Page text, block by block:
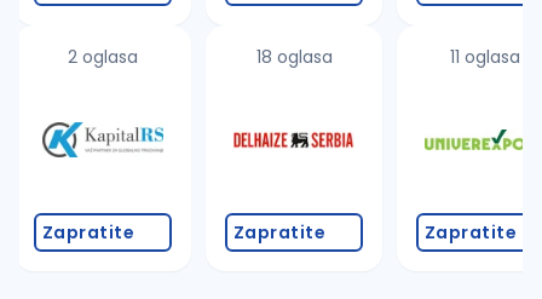
2 oglasa
Zapratite
18 oglasa
Zapratite
11 oglasa
Zapratite